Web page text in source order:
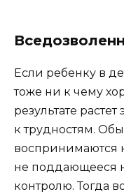
Если ребенку в
тоже ни к чему
результате
к трудностям.
воспринимаются
не поддающееся
контролю. Тогда